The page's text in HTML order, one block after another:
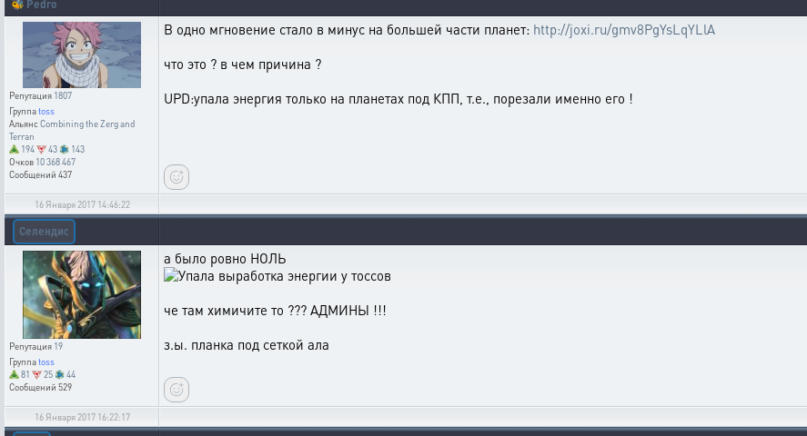
🐝 Pedro
Репутация 1807
Группаtoss
АльянсCombining the Zerg and
Terran
194
43
143
Очков 10 368 467
Сообщений 437
В одно мгновение стало в минус на большей части планет: http://joxi.ru/gmv8PgYsLqYLlA
что это ? в чем причина ?
UPD:упала энергия только на планетах под КПП, т.е., порезали именно его !
16 Января 2017 14:46:22
Селендис
Репутация 19
Группаtoss
81
25
44
Сообщений 529
а было ровно НОЛЬ
че там химичите то ??? АДМИНЫ !!!
з.ы. планка под сеткой ала
16 Января 2017 16:22:17